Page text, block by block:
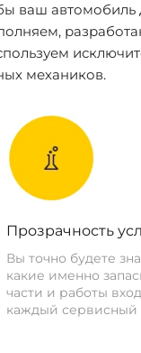
ваш автомобиль
механиков.
Прозрачность
Вы точно будете
какие именно
части и работы
каждый сервисный